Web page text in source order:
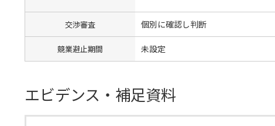
交渉審査 個別に確認し判断
競業避止期間 未設定
エビデンス・補足資料